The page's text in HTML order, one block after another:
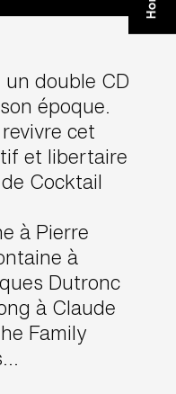
double CD
époque.
cet
et libertaire
Cocktail
à Pierre
à
Dutronc
à Claude
Family